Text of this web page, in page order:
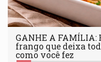
GANHE A FAMÍLIA:
frango que deixa
como você fez